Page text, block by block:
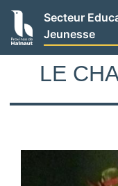
Panneau de gestion
Aller
contenu
principal
Secteur
Jeunesse
LE